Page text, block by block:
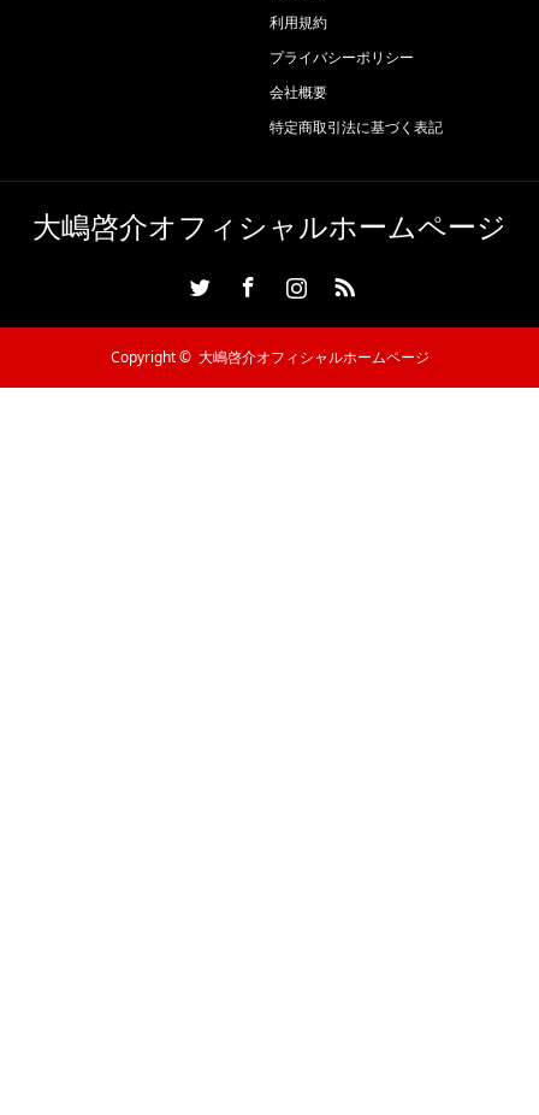
利用規約
プライバシーポリシー
会社概要
特定商取引法に基づく表記
大嶋啓介オフィシャルホームページ
InstagramRSS
Copyright © 大嶋啓介オフィシャルホームページ